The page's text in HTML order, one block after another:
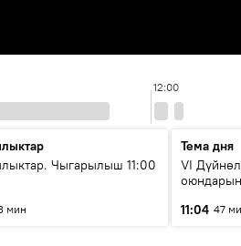
12:00
Чыгарылыш 11:00
мин
Тема дня
VI
этапка
11:04 47